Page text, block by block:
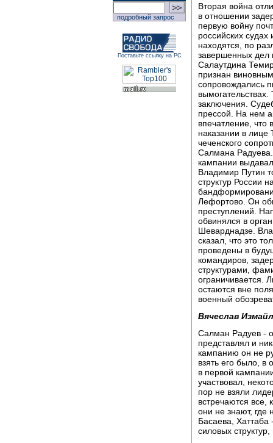
подробный запрос
Поставьте ссылку на РС
Вторая война
в отношении
первую войну
российских
находятся, по
завершенных дел
Салаутдина
признан
сопровождались
заключения.
прессой. На нем
впечатление, что
наказании в
чеченского
Салмана Радуева.
кампании
Владимир Путин
структур России
Лефортово. Он
преступлений.
обвинялся в
Шеварднадзе.
сказал, что это
проведены в
командиров,
структурами,
ограничивается.
остаются вне
военный
Вячеслав
Салман Радуев -
представлял и
кампанию он не
взять его было,
в первой
участвовал,
пор не взяли
встречаются все,
они не знают, где
Басаева, Хаттаба
силовых